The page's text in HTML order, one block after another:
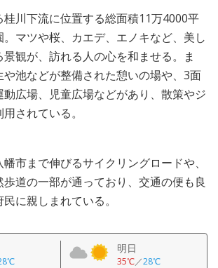
桂川下流に位置する総面積11万4000平
マツや桜、カエデ、エノキなど、美し
観が、訪れる人の心を和ませる。ま
や池などが整備された憩いの場や、3面
広場、児童広場などがあり、散策やジ
されている。
市まで伸びるサイクリングロードや、
道の一部が通っており、交通の便も良
に親しまれている。
明日
35℃／28℃